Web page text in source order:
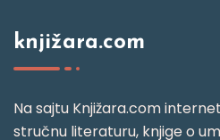
knjižara.com
Na sajtu Knjižara.com
stručnu literaturu, knjige o